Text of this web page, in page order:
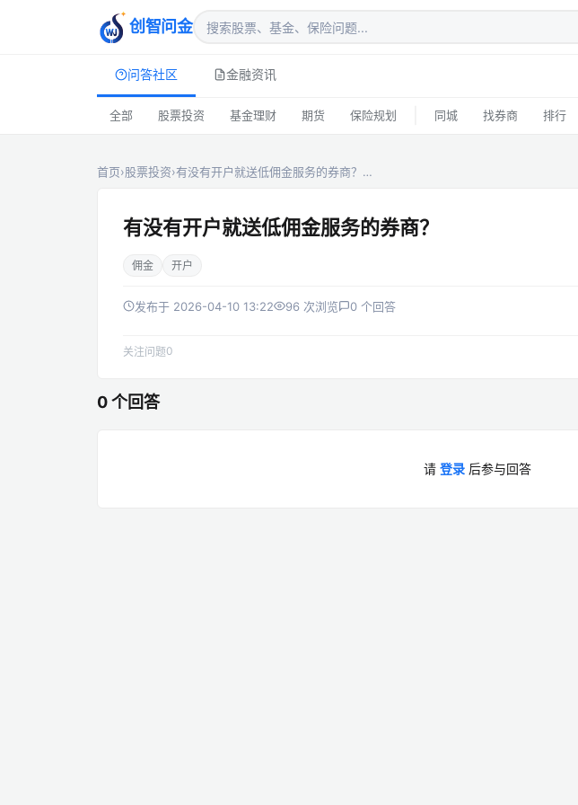
创智问金
问答社区 金融资讯
全部 股票投资 基金理财 期货 保险规划 同城 找券商 排行
首页›股票投资›有没有开户就送低佣金服务的券商？…
有没有开户就送低佣金服务的券商？
佣金 开户
发布于 2026-04-10 13:22 96 次浏览 0 个回答
关注问题0
0 个回答
请 登录 后参与回答